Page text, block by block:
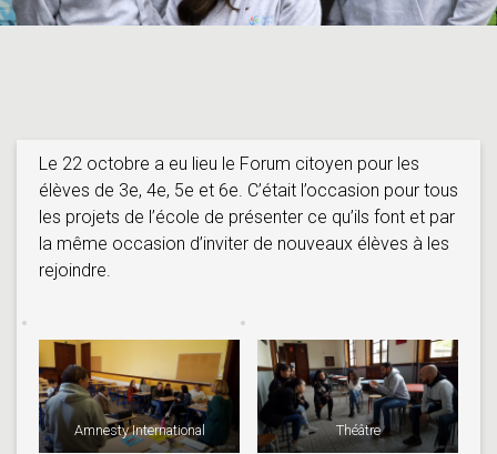
Le 22 octobre a eu lieu le Forum citoyen pour les
élèves de 3e, 4e, 5e et 6e. C’était l’occasion pour tous
les projets de l’école de présenter ce qu’ils font et par
la même occasion d’inviter de nouveaux élèves à les
rejoindre.
Amnesty International Théâtre